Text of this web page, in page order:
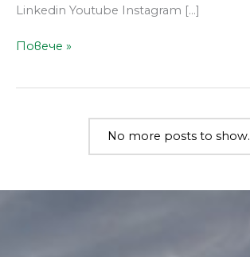
Linkedin Youtube Instagram […]
Повече »
No more posts to show.